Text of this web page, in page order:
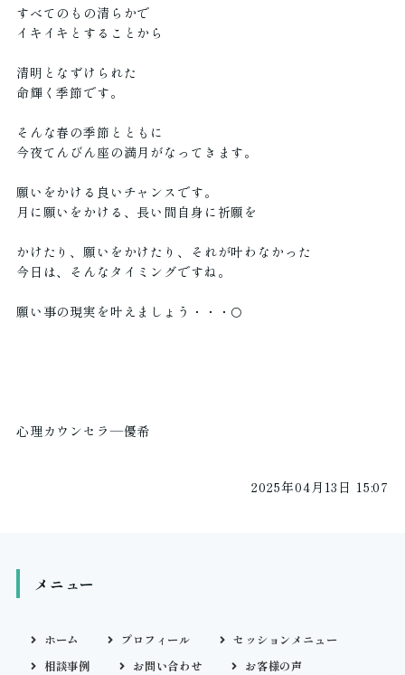
すべてのもの清らかで
イキイキとすることから
清明となずけられた
命輝く季節です。
そんな春の季節とともに
今夜てんびん座の満月がなってきます。
願いをかける良いチャンスです。
月に願いをかける、長い間自身に祈願を
かけたり、願いをかけたり、それが叶わなかった
今日は、そんなタイミングですね。
願い事の現実を叶えましょう・・・🌕
心理カウンセラ―優希
2025年04月13日 15:07
メニュー
ホーム プロフィール
セッションメニュー
相談事例
お問い合わせ お客様の声